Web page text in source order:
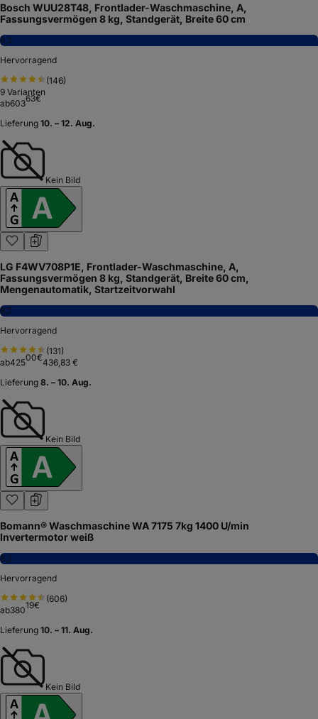
Bosch WUU28T48, Frontlader-Waschmaschine, A,
Fassungsvermögen 8 kg, Standgerät, Breite 60 cm
8,3
Hervorragend
(146)
9 Varianten
ab60363€
Lieferung 10. – 12. Aug.
Kein Bild
LG F4WV708P1E, Frontlader-Waschmaschine, A,
Fassungsvermögen 8 kg, Standgerät, Breite 60 cm,
Mengenautomatik, Startzeitvorwahl
8,2
Hervorragend
(131)
ab42500€436,83 €
Lieferung 8. – 10. Aug.
Kein Bild
Bomann® Waschmaschine WA 7175 7kg 1400 U/min
Invertermotor weiß
8,2
Hervorragend
(606)
ab38019€
Lieferung 10. – 11. Aug.
Kein Bild